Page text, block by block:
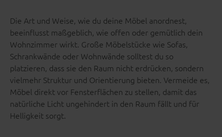
Die Art und Weise, wie du deine Möbel anordnest,
beeinflusst maßgeblich, wie offen oder gemütlich dein
Wohnzimmer wirkt. Große Möbelstücke wie Sofas,
Schrankwände oder Wohnwände solltest du so
platzieren, dass sie den Raum nicht erdrücken, sondern
vielmehr Struktur und Orientierung bieten. Vermeide es,
Möbel direkt vor Fensterflächen zu stellen, damit das
natürliche Licht ungehindert in den Raum fällt und für
Helligkeit sorgt.